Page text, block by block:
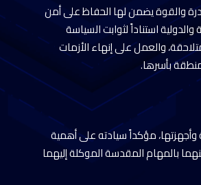
والقوة يضمن لها الحفاظ على أمن
استناداً لثوابت السياسة
والعمل على إنهاء الأزمات
بأسرها.
مؤكداً سيادته على أهمية
بالمهام المقدسة الموكلة إليهما